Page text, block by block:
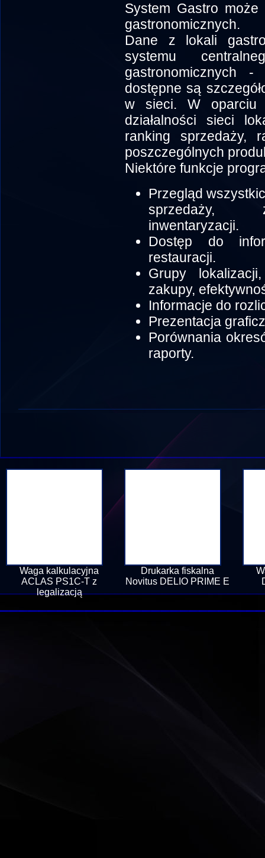
System Gastro
gastronomicznych.
Dane z lokali
systemu
gastronomicznych
dostępne są
w sieci. W
działalności sieci
ranking sprzedaży,
poszczególnych
Niektóre funkcje
Przegląd
sprzedaży,
inwentaryzacji.
Dostęp do
restauracji.
Grupy
zakupy,
Informacje do
Prezentacja
Porównania
raporty.
Waga kalkulacyjna
ACLAS PS1C-T z
legalizacją
Drukarka fiskalna
Novitus DELIO PRIME E